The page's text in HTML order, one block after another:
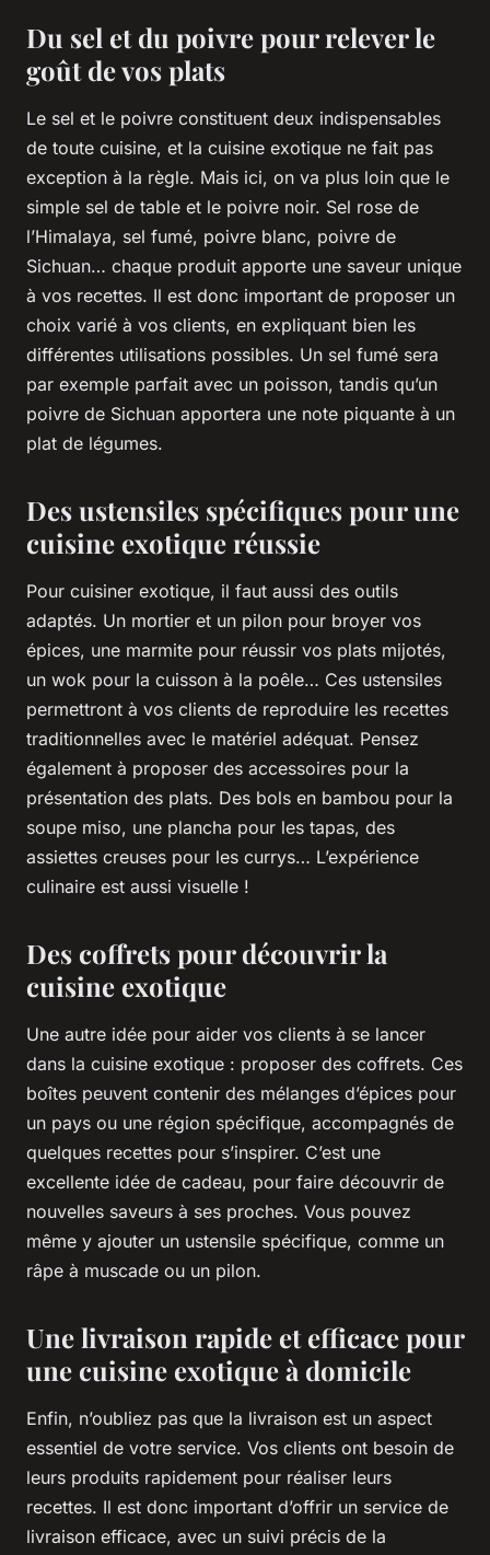
Du sel et du poivre pour relever le
goût de vos plats
Le sel et le poivre constituent deux indispensables
de toute cuisine, et la cuisine exotique ne fait pas
exception à la règle. Mais ici, on va plus loin que le
simple sel de table et le poivre noir. Sel rose de
l’Himalaya, sel fumé, poivre blanc, poivre de
Sichuan… chaque produit apporte une saveur unique
à vos recettes. Il est donc important de proposer un
choix varié à vos clients, en expliquant bien les
différentes utilisations possibles. Un sel fumé sera
par exemple parfait avec un poisson, tandis qu’un
poivre de Sichuan apportera une note piquante à un
plat de légumes.
Des ustensiles spécifiques pour une
cuisine exotique réussie
Pour cuisiner exotique, il faut aussi des outils
adaptés. Un mortier et un pilon pour broyer vos
épices, une marmite pour réussir vos plats mijotés,
un wok pour la cuisson à la poêle… Ces ustensiles
permettront à vos clients de reproduire les recettes
traditionnelles avec le matériel adéquat. Pensez
également à proposer des accessoires pour la
présentation des plats. Des bols en bambou pour la
soupe miso, une plancha pour les tapas, des
assiettes creuses pour les currys… L’expérience
culinaire est aussi visuelle !
Des coffrets pour découvrir la
cuisine exotique
Une autre idée pour aider vos clients à se lancer
dans la cuisine exotique : proposer des coffrets. Ces
boîtes peuvent contenir des mélanges d’épices pour
un pays ou une région spécifique, accompagnés de
quelques recettes pour s’inspirer. C’est une
excellente idée de cadeau, pour faire découvrir de
nouvelles saveurs à ses proches. Vous pouvez
même y ajouter un ustensile spécifique, comme un
râpe à muscade ou un pilon.
Une livraison rapide et efficace pour
une cuisine exotique à domicile
Enfin, n’oubliez pas que la livraison est un aspect
essentiel de votre service. Vos clients ont besoin de
leurs produits rapidement pour réaliser leurs
recettes. Il est donc important d’offrir un service de
livraison efficace, avec un suivi précis de la